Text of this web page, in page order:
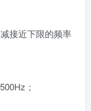
接近下限的频率
；